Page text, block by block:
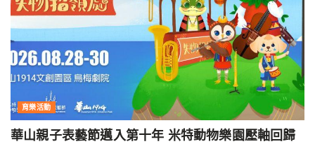
育樂活動
華山親子表藝節邁入第十年 米特動物樂園壓軸回歸